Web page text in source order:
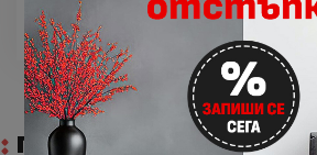
ПОДОБНИ ПРОДУКТИ